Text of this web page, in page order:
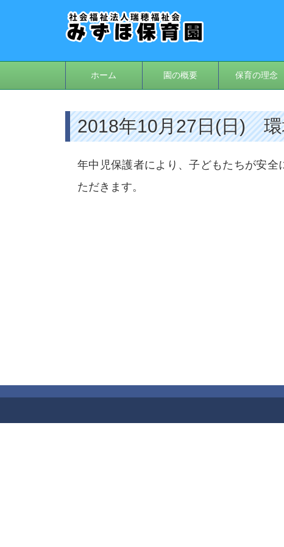
ホーム 園の概要 保育の理念
2018年10月27日(日) 環
年中児保護者により、子どもたちが安
ただきます。